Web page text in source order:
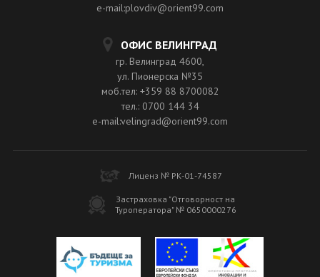
e-mail:plovdiv@orient99.com
ОФИС ВЕЛИНГРАД
гр. Велинград 4600,
ул. Пионерска №35
моб.тел: +359 88 8700082
тел.: 0700 144 34
e-mail:velingrad@orient99.com
Лиценз № РК-01-74587
Застраховка "Отговорност на
Туроператора" № 0650000276